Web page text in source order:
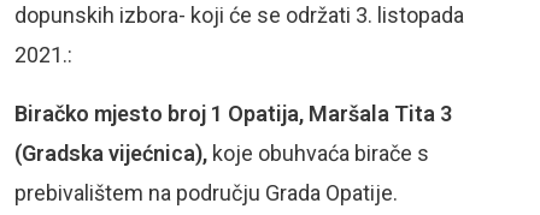
dopunskih izbora- koji će se održati 3. listopada
2021.:
Biračko mjesto broj 1 Opatija, Maršala Tita 3
(Gradska vijećnica), koje obuhvaća birače s
prebivalištem na području Grada Opatije.